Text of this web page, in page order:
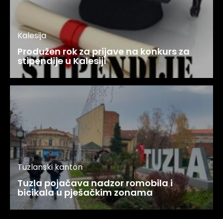
Kalesija
Produžen rok za prijave na konkurs za
stipendije u Kalesiji
Tuzlanski kanton
Tuzla pojačava nadzor romobila i
bicikala u pješačkim zonama